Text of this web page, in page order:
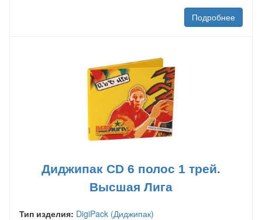
Подробнее
Диджипак CD 6 полос 1 трей.
Высшая Лига
Тип изделия: DigiPack (Диджипак)